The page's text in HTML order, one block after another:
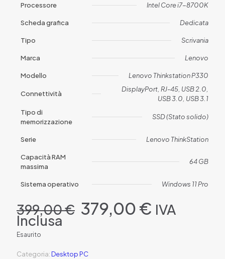
Processore Intel Core i7-8700K
Scheda grafica Dedicata
Tipo Scrivania
Marca Lenovo
Modello Lenovo Thinkstation P330
Connettività
DisplayPort, RJ-45, USB 2.0,
USB 3.0, USB 3.1
Tipo di
memorizzazione
SSD (Stato solido)
Serie Lenovo ThinkStation
Capacità RAM
massima
64 GB
Sistema operativo Windows 11 Pro
399,00€ Il
prezzo
399,00 €.
379,00€ Il
prezzo
IVA
Inclusa
Esaurito
Categoria:Desktop PC